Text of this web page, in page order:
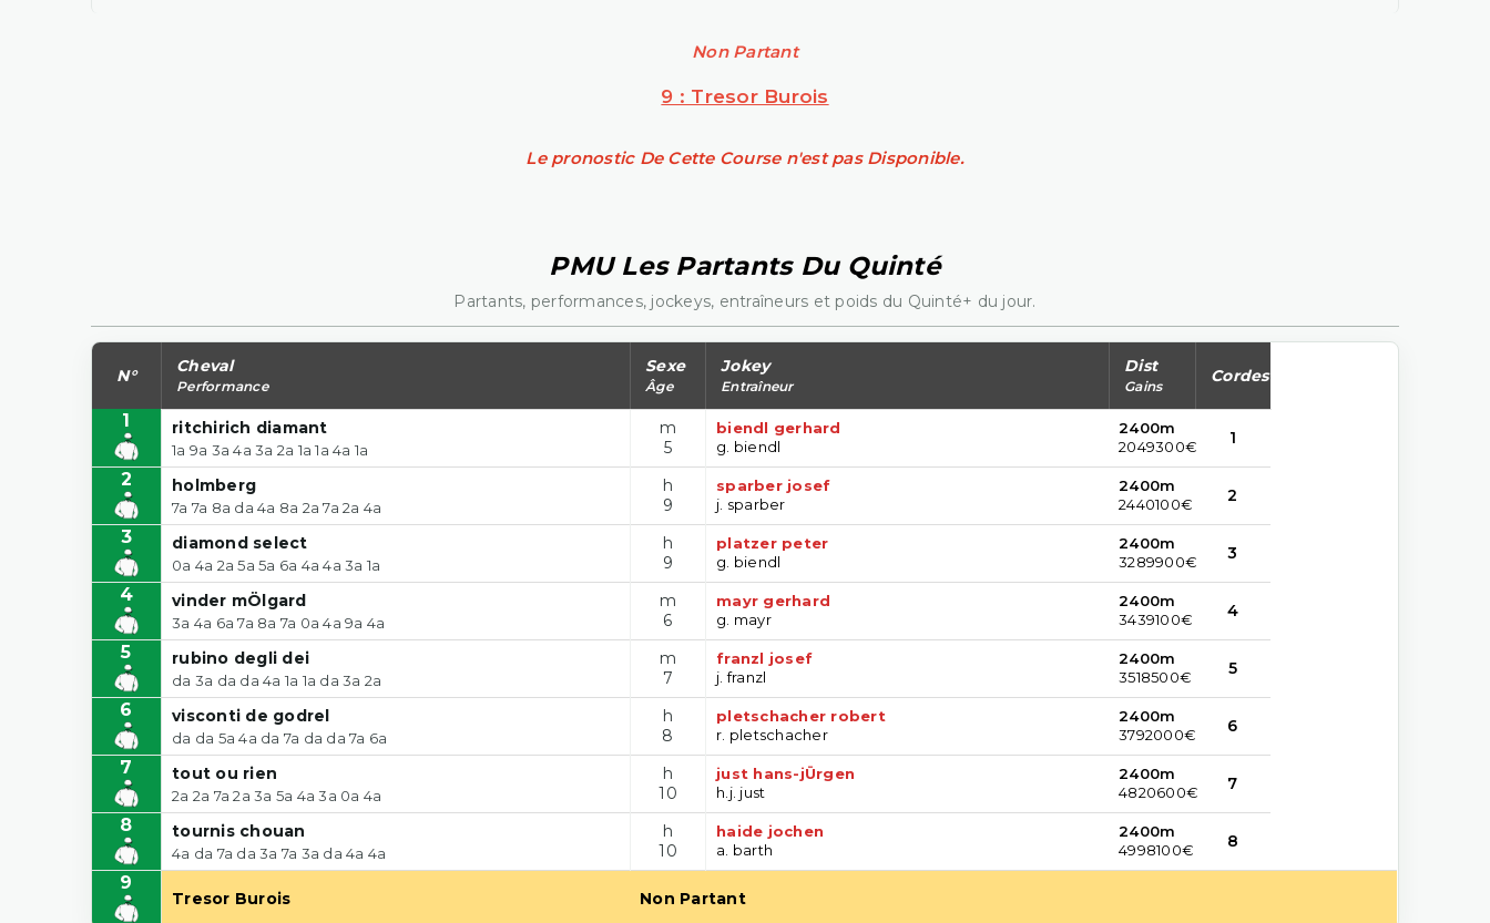
Non Partant
9 : Tresor Burois
Le pronostic De Cette Course n'est pas Disponible.
PMU Les Partants Du Quinté
Partants, performances, jockeys, entraîneurs et poids du Quinté+ du jour.
N° Cheval
Performance
Sexe
Âge
Jokey
Entraîneur
Dist
Gains
Cordes
1 ritchirich diamant
1a 9a 3a 4a 3a 2a 1a 1a 4a 1a
m
5
biendl gerhard
g. biendl
2400m
2049300€
1
2 holmberg
7a 7a 8a da 4a 8a 2a 7a 2a 4a
h
9
sparber josef
j. sparber
2400m
2440100€
2
3 diamond select
0a 4a 2a 5a 5a 6a 4a 4a 3a 1a
h
9
platzer peter
g. biendl
2400m
3289900€
3
4 vinder mÖlgard
3a 4a 6a 7a 8a 7a 0a 4a 9a 4a
m
6
mayr gerhard
g. mayr
2400m
3439100€
4
5 rubino degli dei
da 3a da da 4a 1a 1a da 3a 2a
m
7
franzl josef
j. franzl
2400m
3518500€
5
6 visconti de godrel
da da 5a 4a da 7a da da 7a 6a
h
8
pletschacher robert
r. pletschacher
2400m
3792000€
6
7 tout ou rien
2a 2a 7a 2a 3a 5a 4a 3a 0a 4a
h
10
just hans-jÜrgen
h.j. just
2400m
4820600€
7
8 tournis chouan
4a da 7a da 3a 7a 3a da 4a 4a
h
10
haide jochen
a. barth
2400m
4998100€
8
9
Tresor Burois Non Partant